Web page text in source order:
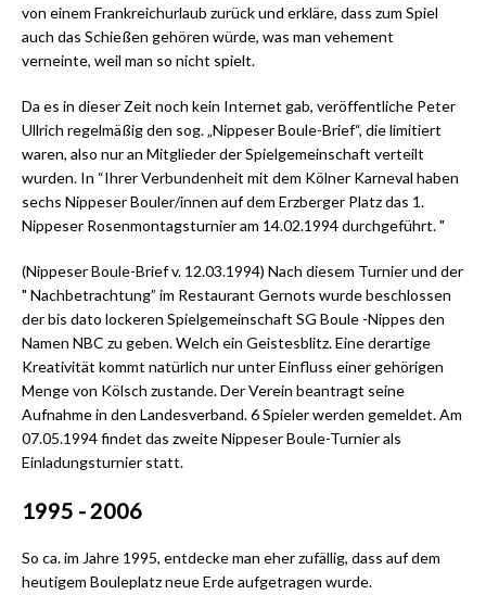
von einem Frankreichurlaub zurück und erkläre, dass zum Spiel
auch das Schießen gehören würde, was man vehement
verneinte, weil man so nicht spielt.
Da es in dieser Zeit noch kein Internet gab, veröffentliche Peter
Ullrich regelmäßig den sog. „Nippeser Boule-Brief“, die limitiert
waren, also nur an Mitglieder der Spielgemeinschaft verteilt
wurden. In “Ihrer Verbundenheit mit dem Kölner Karneval haben
sechs Nippeser Bouler/innen auf dem Erzberger Platz das 1.
Nippeser Rosenmontagsturnier am 14.02.1994 durchgeführt. "
(Nippeser Boule-Brief v. 12.03.1994) Nach diesem Turnier und der
" Nachbetrachtung” im Restaurant Gernots wurde beschlossen
der bis dato lockeren Spielgemeinschaft SG Boule -Nippes den
Namen NBC zu geben. Welch ein Geistesblitz. Eine derartige
Kreativität kommt natürlich nur unter Einfluss einer gehörigen
Menge von Kölsch zustande. Der Verein beantragt seine
Aufnahme in den Landesverband. 6 Spieler werden gemeldet. Am
07.05.1994 findet das zweite Nippeser Boule-Turnier als
Einladungsturnier statt.
1995 - 2006
So ca. im Jahre 1995, entdecke man eher zufällig, dass auf dem
heutigem Bouleplatz neue Erde aufgetragen wurde.